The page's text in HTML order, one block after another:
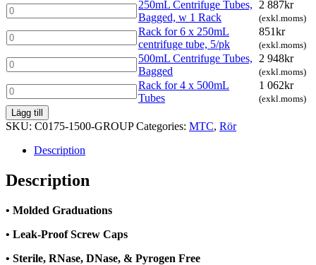
quantity
Tubes,
Bagged
quantity
250mL
Centrifuge
Tubes,
Bagged,
w
1
Rack
quantity
250mL Centrifuge Tubes,
Bagged, w 1 Rack
2 887kr
(exkl.moms)
Rack
for
6
x
250mL
centrifuge
tube,
5/pk
Rack for 6 x 250mL
centrifuge tube, 5/pk
851kr
(exkl.moms)
500mL
Centrifuge
Tubes,
Bagged
quantity
500mL Centrifuge Tubes,
Bagged
2 948kr
(exkl.moms)
Rack
for
x
Tubes
Rack for 4 x 500mL
Tubes
1 062kr
(exkl.moms)
Lägg till
SKU: C0175-1500-GROUP Categories: MTC, Rör
Description
Description
• Molded Graduations
• Leak-Proof Screw Caps
• Sterile, RNase, DNase, & Pyrogen Free